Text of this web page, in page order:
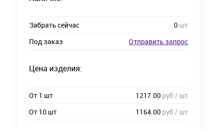
Забрать сейчас 0 шт
Под заказ
Отправить запрос
Цена изделия:
От 1 шт 1217.00 руб / шт
От 10 шт
1164.00 руб / шт